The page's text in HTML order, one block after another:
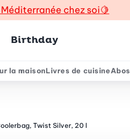
chez soi🍋
Birthday
la maisonLivres de cuisineAbos
Twist Silver, 20 l